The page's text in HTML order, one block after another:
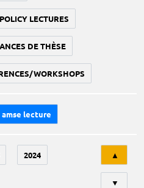
POLICY LECTURES
DE THÈSE
WORKSHOPS
amse lecture
2024 ▲
▼